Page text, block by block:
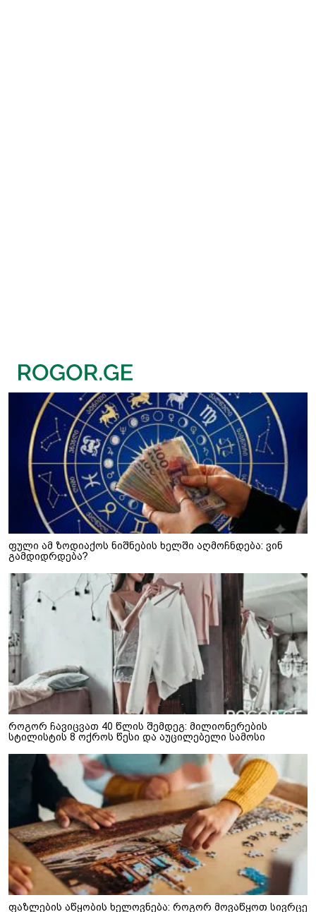
ფული ამ ზოდიაქოს ნიშნების ხელში აღმოჩნდება: ვინ
გამდიდრდება?
როგორ ჩავიცვათ 40 წლის შემდეგ: მილიონერების
სტილისტის 8 ოქროს წესი და აუცილებელი სამოსი
ფაზლების აწყობის ხელოვნება: როგორ მოვაწყოთ სივრცე